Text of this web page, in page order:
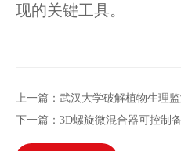
现的关键工具。